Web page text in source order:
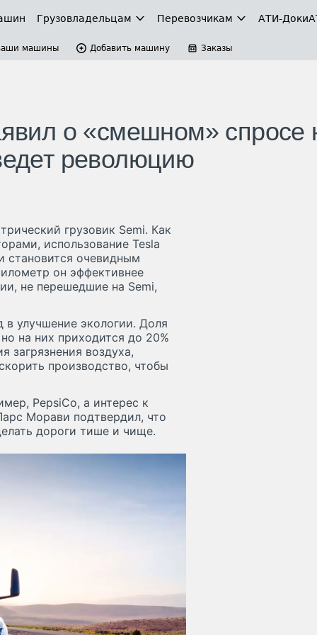
Грузовладельцам Перевозчикам АТИ-Доки
машины Добавить машину Заказы
о «смешном» спросе
революцию
грузовик Semi. Как
использование Tesla
становится очевидным
он эффективнее
не перешедшие на Semi,
улучшение экологии. Доля
на них приходится до 20%
загрязнения воздуха,
производство, чтобы
PepsiCo, а интерес к
Морави подтвердил, что
дороги тише и чище.